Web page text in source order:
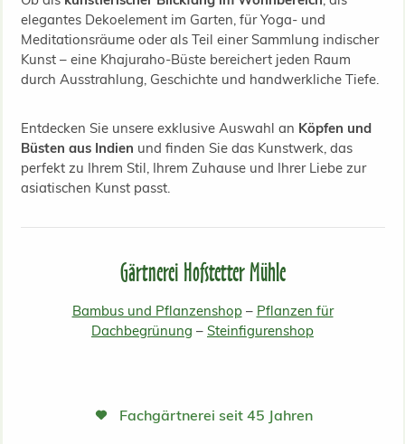
elegantes Dekoelement im Garten, für Yoga- und
Meditationsräume oder als Teil einer Sammlung indischer
Kunst – eine Khajuraho-Büste bereichert jeden Raum
durch Ausstrahlung, Geschichte und handwerkliche Tiefe.
Entdecken Sie unsere exklusive Auswahl an Köpfen und
Büsten aus Indien und finden Sie das Kunstwerk, das
perfekt zu Ihrem Stil, Ihrem Zuhause und Ihrer Liebe zur
asiatischen Kunst passt.
Gärtnerei Hofstetter Mühle
Bambus und Pflanzenshop– Pflanzen für
Dachbegrünung – Steinfigurenshop
Fachgärtnerei seit 45 Jahren